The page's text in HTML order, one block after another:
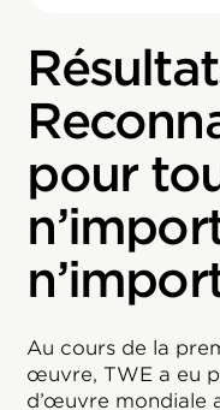
pour
Au cours de la
œuvre, TWE a eu
d’œuvre mondiale